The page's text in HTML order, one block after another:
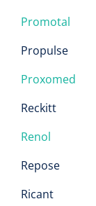
Promotal
Propulse
Proxomed
Reckitt
Renol
Repose
Ricant